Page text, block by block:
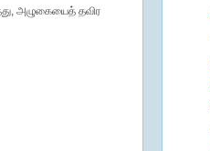
அழுகையைத் தவிர